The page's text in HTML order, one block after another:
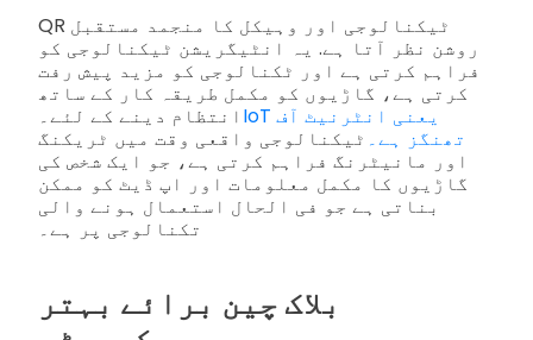
QR ٹیکنالوجی اور وہیکل کا منجمد مستقبل
روشن نظر آتا ہے. یہ انٹیگریشن ٹیکنالوجی کو
فراہم کرتی ہے اور ٹکنالوجی کو مزید پیش رفت
کرتی ہے، گاڑیوں کو مکمل طریقہ کار کے ساتھ
انتظام دینے کے لئے۔ IoT یعنی انٹرنیٹ آف
تھنگز ہے۔ ٹیکنالوجی واقعی وقت میں ٹریکنگ
اور مانیٹرنگ فراہم کرتی ہے، جو ایک شخص کی
گاڑیوں کا مکمل معلومات اور اپ ڈیٹ کو ممکن
بناتی ہے جو فی الحال استعمال ہونے والی
تکنالوجی پر ہے۔
بلاک چین برائے بہتر